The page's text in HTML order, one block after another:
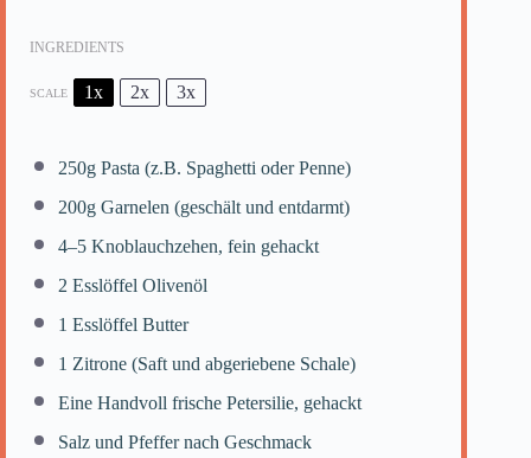
INGREDIENTS
SCALE 1x 2x 3x
250g Pasta (z.B. Spaghetti oder Penne)
200g Garnelen (geschält und entdarmt)
4–5 Knoblauchzehen, fein gehackt
2 Esslöffel Olivenöl
1 Esslöffel Butter
1 Zitrone (Saft und abgeriebene Schale)
Eine Handvoll frische Petersilie, gehackt
Salz und Pfeffer nach Geschmack